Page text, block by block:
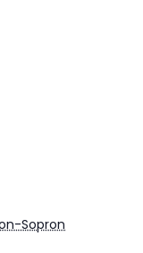
Sopron